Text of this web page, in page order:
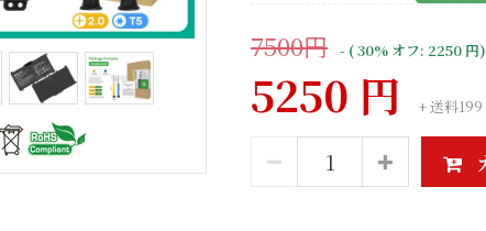
7500円 - ( 30% オフ: 2250 円)
5250 円 + 送料199